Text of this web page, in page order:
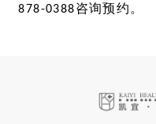
878-0388咨询预约。